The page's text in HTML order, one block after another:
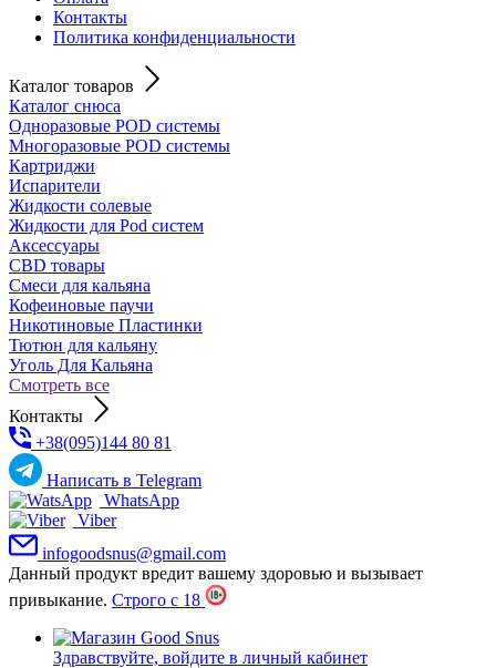
Контакты
Политика конфиденциальности
Каталог товаров
Каталог снюса
Одноразовые POD системы
Многоразовые POD системы
Картриджи
Испарители
Жидкости солевые
Жидкости для Pod систем
Аксессуары
CBD товары
Cмеси для кальяна
Кофеиновые паучи
Никотиновые Пластинки
Тютюн для кальяну
Уголь Для Кальяна
Смотреть все
Контакты
+38(095)144 80 81
Написать в Telegram
WhatsApp
Viber
infogoodsnus@gmail.com
Данный продукт вредит вашему здоровью и вызывает
привыкание. Строго с 18
Здравствуйте, войдите в личный кабинет